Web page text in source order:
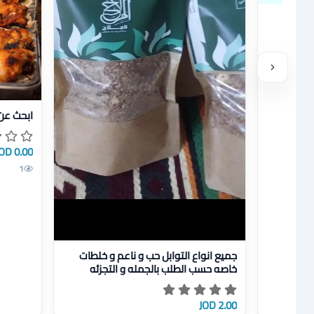
عرض تفاصيل جميع انواع التوابل حب و ناعم و خلطات
جميع انواع التوابل حب و ناعم و خلطات
خاصه حسب الطلب بالجمله و التجزئه
2.00 JOD
عرض
ابحث
0.00 JOD
1